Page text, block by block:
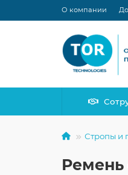
О компании
Стропы и
Ремень